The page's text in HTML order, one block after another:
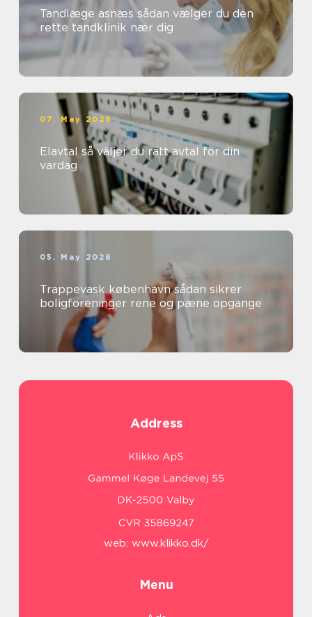
Tandlæge asnæs sådan vælger du den
rette tandklinik nær dig
07. May 2026
Elavtal så väljer du rätt avtal för din
vardag
05. May 2026
Trappevask københavn sådan sikrer
boligforeninger rene og pæne opgange
Address
web: www.klikko.dk/
Menu